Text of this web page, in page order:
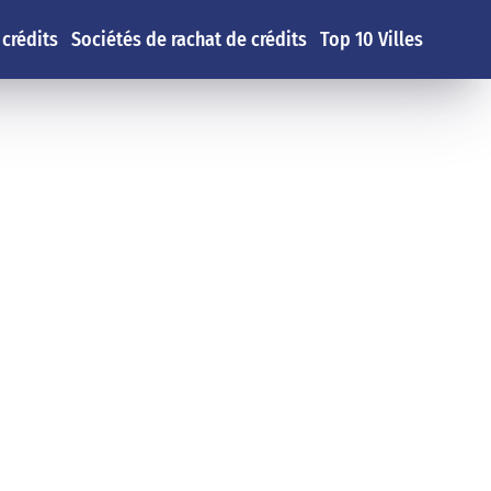
Sociétés de rachat de crédits Top 10 Villes